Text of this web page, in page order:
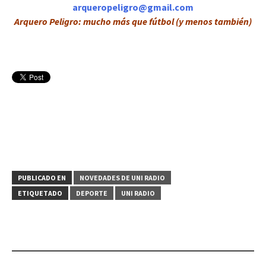
arqueropeligro@gmail.com
Arquero Peligro: mucho más que fútbol (y menos también)
PUBLICADO EN
NOVEDADES DE UNI RADIO
ETIQUETADO
DEPORTE UNI RADIO